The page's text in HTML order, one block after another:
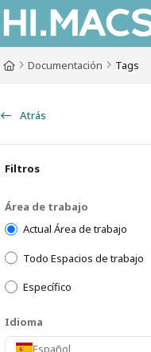
Documentation
Fetch the complete
Use this file to discover all
Documentación Tags
Atrás
Filtros
Área de trabajo
Actual Área de trabajo
Todo Espacios de trabajo
Específico
Idioma
Español